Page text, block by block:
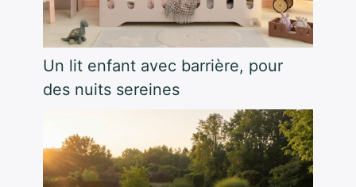
Un lit enfant avec barrière, pour
des nuits sereines